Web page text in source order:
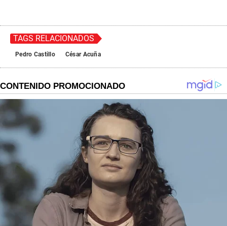
TAGS RELACIONADOS
Pedro Castillo César Acuña